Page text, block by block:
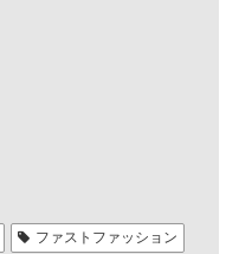
ファストファッション